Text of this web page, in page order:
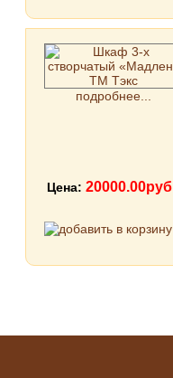
подробнее...
Цена: 20000.00руб